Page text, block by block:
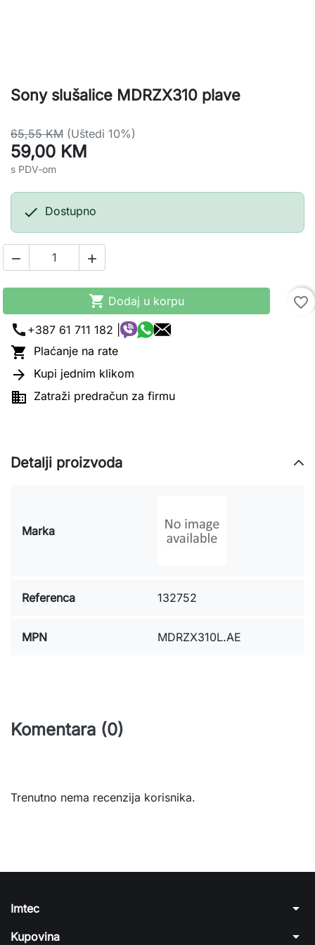
Sony slušalice MDRZX310 plave
65,55 KM (Uštedi 10%)
59,00 KM
s PDV-om
 Dostupno
 
 Dodaj u korpu
favorite_border
call +387 61 711 182 |
 Plaćanje na rate
 Kupi jednim klikom
 Zatraži predračun za firmu
Detalji proizvoda
Marka
Referenca 132752
MPN MDRZX310L.AE
Komentara (0)
Trenutno nema recenzija korisnika.
Imtec arrow_drop_down
Kupovina arrow_drop_down